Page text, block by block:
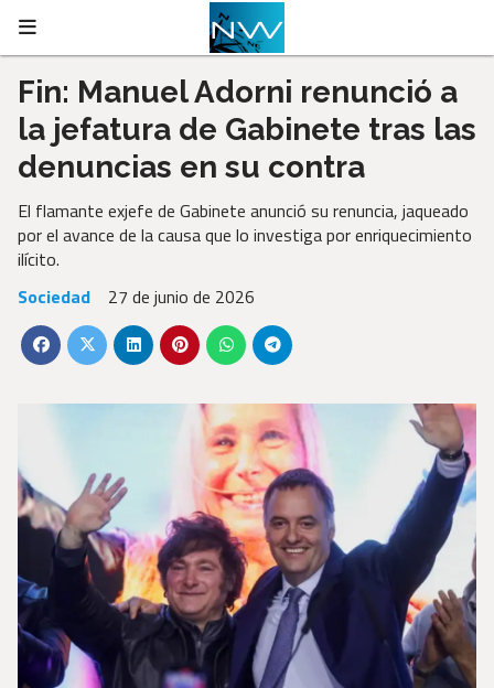
Fin: Manuel Adorni renunció a
la jefatura de Gabinete tras las
denuncias en su contra
El flamante exjefe de Gabinete anunció su renuncia, jaqueado
por el avance de la causa que lo investiga por enriquecimiento
ilícito.
Sociedad
27 de junio de 2026